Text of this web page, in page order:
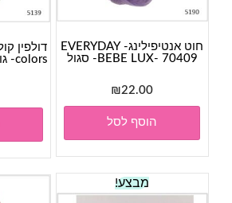
חוט אנטיפילינג- EVERYDAY
BEBE LUX- 70409- סגול
₪22.00
הוסף לסל
מבצע!